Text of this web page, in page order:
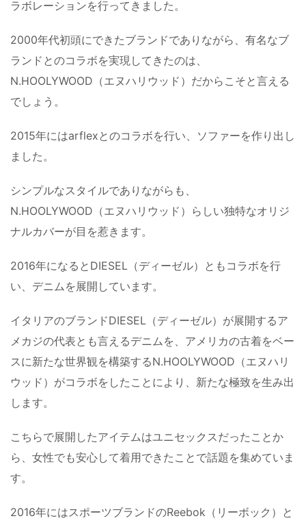
ラボレーションを行ってきました。
2000年代初頭にできたブランドでありながら、有名なブ
ランドとのコラボを実現してきたのは、
N.HOOLYWOOD（エヌハリウッド）だからこそと言える
でしょう。
2015年にはarflexとのコラボを行い、ソファーを作り出し
ました。
シンプルなスタイルでありながらも、
N.HOOLYWOOD（エヌハリウッド）らしい独特なオリジ
ナルカバーが目を惹きます。
2016年になるとDIESEL（ディーゼル）ともコラボを行
い、デニムを展開しています。
イタリアのブランドDIESEL（ディーゼル）が展開するア
メカジの代表とも言えるデニムを、アメリカの古着をベー
スに新たな世界観を構築するN.HOOLYWOOD（エヌハリ
ウッド）がコラボをしたことにより、新たな極致を生み出
します。
こちらで展開したアイテムはユニセックスだったことか
ら、女性でも安心して着用できたことで話題を集めていま
す。
2016年にはスポーツブランドのReebok（リーボック）と